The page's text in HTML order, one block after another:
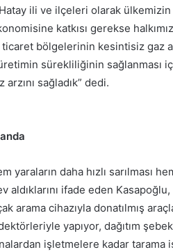
ili ve ilçeleri olarak
katkısı gerekse
bölgelerinin kesintisiz gaz
sürekliliğinin sağlanması
sağladık” dedi.
yaraların daha hızlı sarılması
aldıklarını ifade eden
arama cihazıyla donatılmış
yapıyor, dağıtım
işletmelere kadar tarama